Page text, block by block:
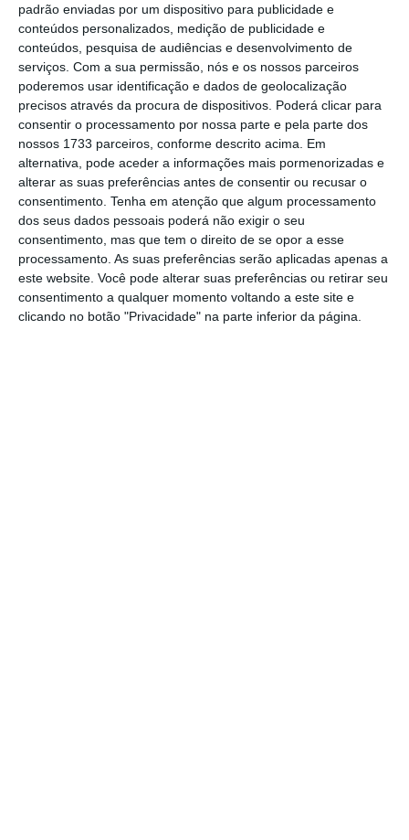
padrão enviadas por um dispositivo para publicidade e
conteúdos personalizados, medição de publicidade e
conteúdos, pesquisa de audiências e desenvolvimento de
serviços. Com a sua permissão, nós e os nossos parceiros
poderemos usar identificação e dados de geolocalização
precisos através da procura de dispositivos. Poderá clicar para
consentir o processamento por nossa parte e pela parte dos
nossos 1733 parceiros, conforme descrito acima. Em
alternativa, pode aceder a informações mais pormenorizadas e
alterar as suas preferências antes de consentir ou recusar o
consentimento. Tenha em atenção que algum processamento
dos seus dados pessoais poderá não exigir o seu
consentimento, mas que tem o direito de se opor a esse
processamento. As suas preferências serão aplicadas apenas a
este website. Você pode alterar suas preferências ou retirar seu
consentimento a qualquer momento voltando a este site e
clicando no botão "Privacidade" na parte inferior da página.
majoração de 25%e umabonificação adicional
de 2,5 salários.O limite é, no máximo, de 250
mil euros aplicável aos pilotos, mas poderá
ser diferente para outras categorias
profissionais dentro da empresa. Mas há a
possibilidade de cada trabalhador acabar por
receber mais.
Caso o valor da rescisão seja superior a 50 mil
euros, este será pago de forma fracionada ao
longo de três anos: 40% são pagos no
momento da rescisão, 30% em 2022 e 30% em
2023, sendo que aos valores pagos nos